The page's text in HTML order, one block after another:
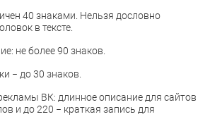
40 знаками. Нельзя дословно
в тексте.
не более 90 знаков.
− до 30 знаков.
ВК: длинное описание для сайтов
и до 220 − краткая запись для